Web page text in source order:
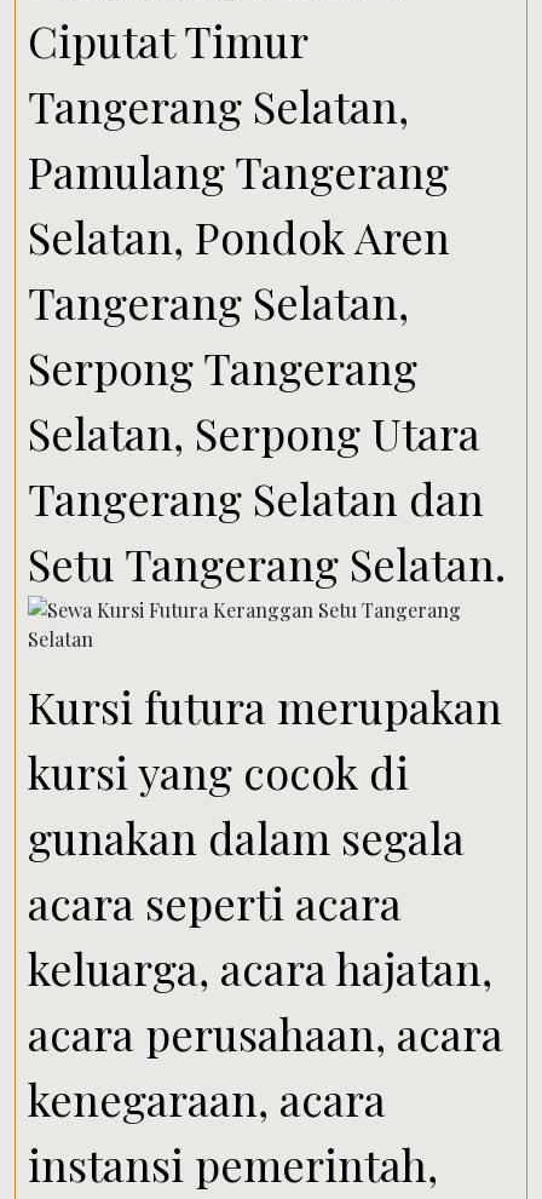
Ciputat Timur
Tangerang Selatan,
Pamulang Tangerang
Selatan, Pondok Aren
Tangerang Selatan,
Serpong Tangerang
Selatan, Serpong Utara
Tangerang Selatan dan
Setu Tangerang Selatan.
Kursi futura merupakan
kursi yang cocok di
gunakan dalam segala
acara seperti acara
keluarga, acara hajatan,
acara perusahaan, acara
kenegaraan, acara
instansi pemerintah,